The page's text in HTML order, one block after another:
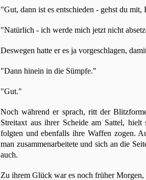
"Gut, dann ist es entschieden - gehst du mit,
"Natürlich - ich werde mich jetzt nicht
Deswegen hatte er es ja vorgeschlagen,
"Dann hinein in die Sümpfe."
"Gut."
Noch während er sprach, ritt der
Streitaxt aus ihrer Scheide am Sattel,
folgten und ebenfalls ihre Waffen zogen.
man zusammenarbeitete und sich an die
auch.
Zu ihrem Glück war es noch früher